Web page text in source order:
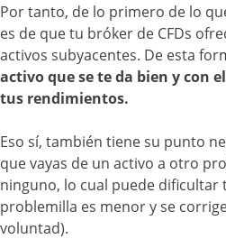
Por tanto, de lo primero de lo
es de que tu bróker de CFDs
activos subyacentes. De esta
activo que se te da bien y con
tus rendimientos.
Eso sí, también tiene su punto
que vayas de un activo a otro
ninguno, lo cual puede dificultar
problemilla es menor y se
voluntad).